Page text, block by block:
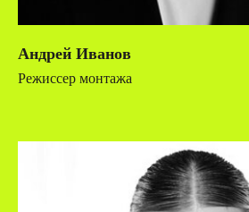
Андрей Иванов
Режиссер монтажа